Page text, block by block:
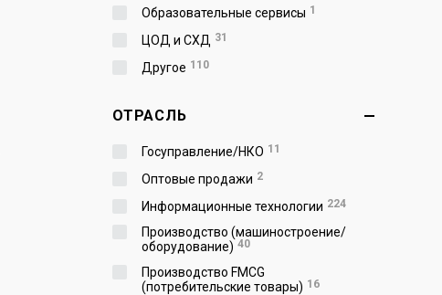
Образовательные сервисы 1
ЦОД и СХД 31
Другое 110
ОТРАСЛЬ
Госуправление/НКО 11
Оптовые продажи 2
Информационные технологии 224
Производство (машиностроение/
оборудование) 40
Производство FMCG
(потребительские товары) 16